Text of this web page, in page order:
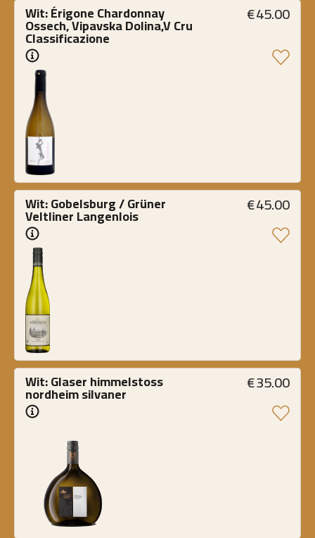
Wit: Érigone Chardonnay
Ossech, Vipavska Dolina,V Cru
Classificazione
€45.00
Wit: Gobelsburg / Grüner
Veltliner Langenlois €45.00
Wit: Glaser himmelstoss
nordheim silvaner €35.00